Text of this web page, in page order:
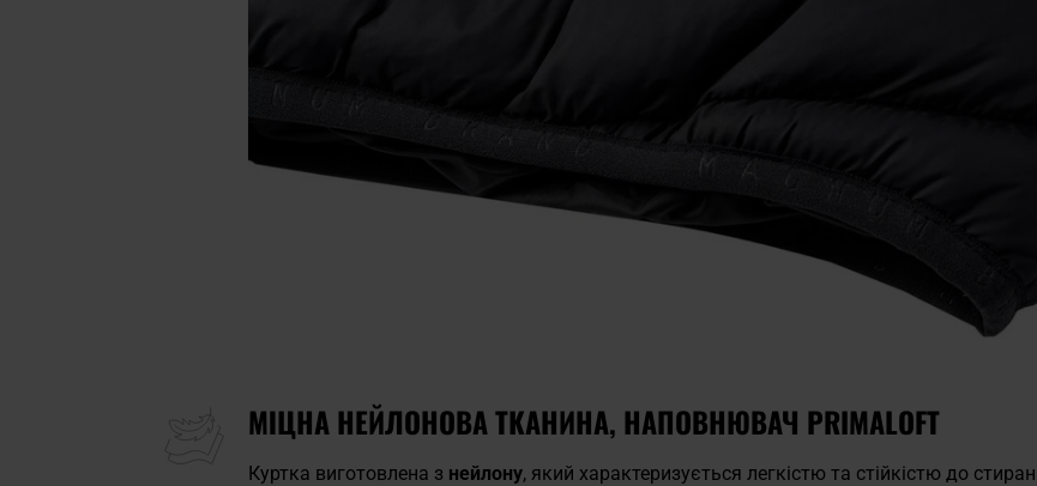
МІЦНА НЕЙЛОНОВА ТКАНИНА, НАПОВНЮВАЧ PRIMALOFT
Куртка виготовлена з нейлону, який характеризується легкістю та стійкістю до